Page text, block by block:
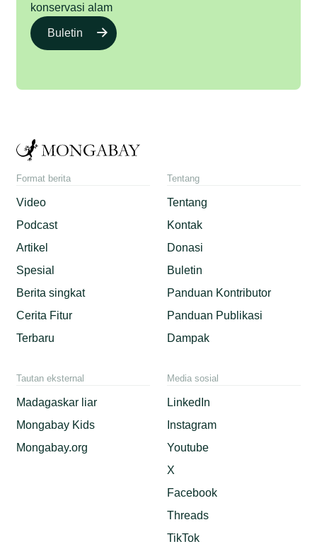
konservasi alam
Buletin
Format berita
Video
Podcast
Artikel
Spesial
Berita singkat
Cerita Fitur
Terbaru
Tentang
Tentang
Kontak
Donasi
Buletin
Panduan Kontributor
Panduan Publikasi
Dampak
Tautan eksternal
Madagaskar liar
Mongabay Kids
Mongabay.org
Media sosial
LinkedIn
Instagram
Youtube
X
Facebook
Threads
TikTok